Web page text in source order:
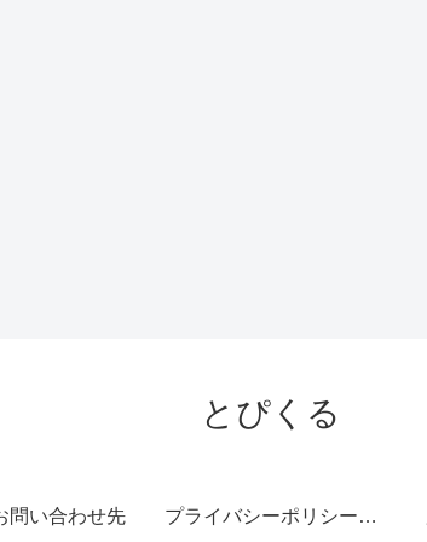
とぴくる
問い合わせ先 プライバシーポリシー・免責事項